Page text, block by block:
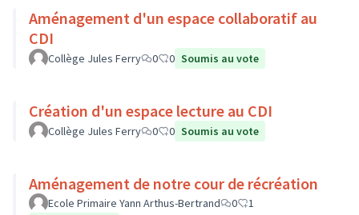
Aménagement d'un espace collaboratif au
CDI
Collège Jules Ferry 0 0 Soumis au vote
Création d'un espace lecture au CDI
Collège Jules Ferry 0 0 Soumis au vote
Aménagement de notre cour de récréation
Ecole Primaire Yann Arthus-Bertrand 0
1